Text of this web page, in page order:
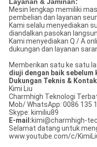
Layanan & Jaminan:
Mesin lengkap memiliki
pembelian dan layanan
Kami selalu menyediakan
diandalkan pasokan
Kami menyediakan Q / A
dukungan dan layanan
Memberikan satu ke satu
diuji dengan baik sebelum
Dukungan Teknis &
Kimi Liu
Charmhigh Teknologi
Mob/ WhatsApp: 0086 135
Skype: kimiliu89
E-mail:kimi@charmhigh-
Selamat datang untuk
www.youtube.com/c/